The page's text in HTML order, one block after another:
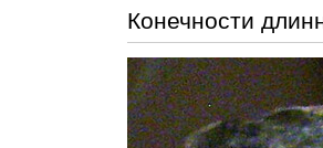
Конечности